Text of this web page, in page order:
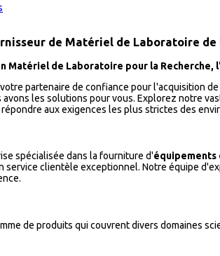
de Matériel de Laboratoire
Matériel de Laboratoire pour la Recherche,
partenaire de confiance pour l'acquisition de
les solutions pour vous. Explorez notre
aux exigences les plus strictes des
spécialisée dans la fourniture d'
service clientèle exceptionnel. Notre équipe
de produits qui couvrent divers domaines